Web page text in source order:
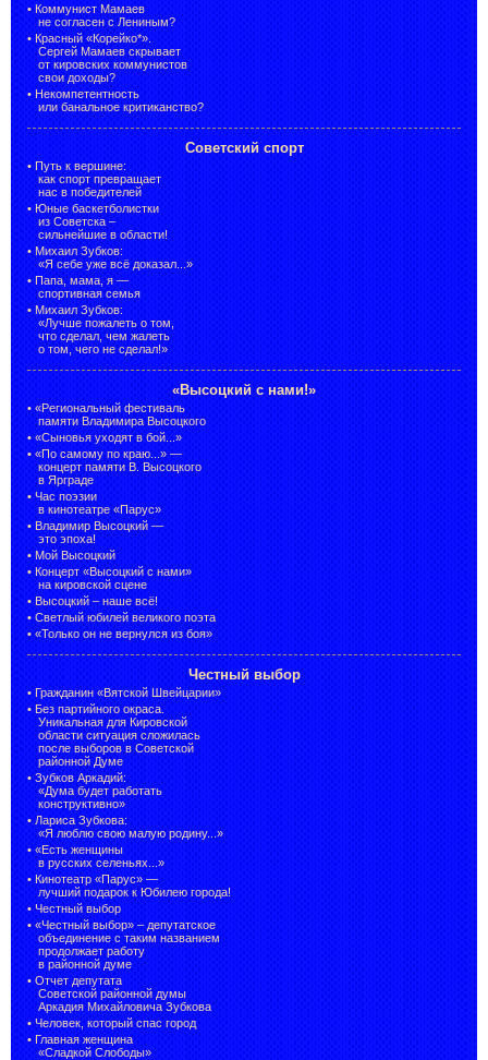
• Коммунист Мамаев
не согласен с Лениным?
• Красный «Корейко*».
Сергей Мамаев скрывает
от кировских коммунистов
свои доходы?
• Некомпетентность
или банальное критиканство?
Советский спорт
• Путь к вершине:
как спорт превращает
нас в победителей
• Юные баскетболистки
из Советска –
сильнейшие в области!
• Михаил Зубков:
«Я себе уже всё доказал...»
• Папа, мама, я —
спортивная семья
• Михаил Зубков:
«Лучше пожалеть о том,
что сделал, чем жалеть
о том, чего не сделал!»
«Высоцкий с нами!»
• «Региональный фестиваль
памяти Владимира Высоцкого
• «Сыновья уходят в бой...»
• «По самому по краю...» —
концерт памяти В. Высоцкого
в Ярграде
• Час поэзии
в кинотеатре «Парус»
• Владимир Высоцкий —
это эпоха!
• Мой Высоцкий
• Концерт «Высоцкий с нами»
на кировской сцене
• Высоцкий – наше всё!
• Светлый юбилей великого поэта
• «Только он не вернулся из боя»
Честный выбор
• Гражданин «Вятской Швейцарии»
• Без партийного окраса.
Уникальная для Кировской
области ситуация сложилась
после выборов в Советской
районной Думе
• Зубков Аркадий:
«Дума будет работать
конструктивно»
• Лариса Зубкова:
«Я люблю свою малую родину...»
• «Есть женщины
в русских селеньях...»
• Кинотеатр «Парус» —
лучший подарок к Юбилею города!
• Честный выбор
• «Честный выбор» – депутатское
объединение с таким названием
продолжает работу
в районной думе
• Отчет депутата
Советской районной думы
Аркадия Михайловича Зубкова
• Человек, который спас город
• Главная женщина
«Сладкой Слободы»